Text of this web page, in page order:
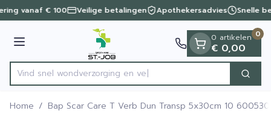
Ga naar de inhoud
1 van 1
vanaf € 100 Veilige betalingen Apothekersadvies Snelle
Menu
Product, merk, categorie...
Vind snel wondverzorg Zoek
0 artikelen
€ 0,00
0
Home / Bap Scar Care T Verb Dun Transp 5x30cm 10 600530